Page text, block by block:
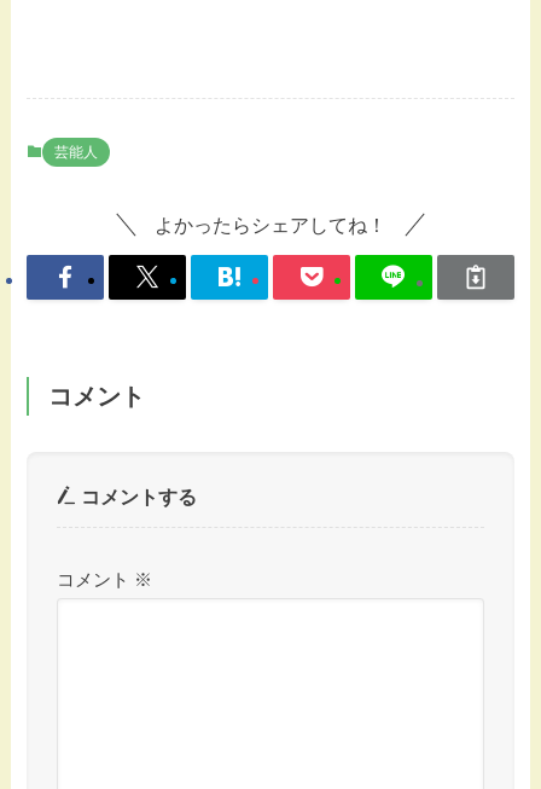
芸能人
よかったらシェアしてね！
コメント
コメントする
コメント ※